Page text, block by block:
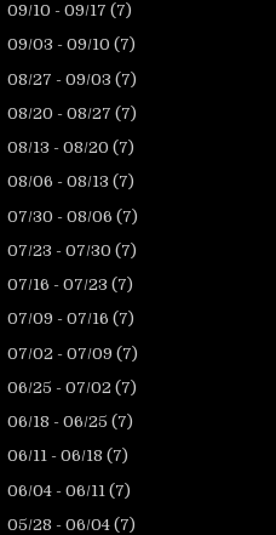
09/10 - 09/17 (7)
09/03 - 09/10 (7)
08/27 - 09/03 (7)
08/20 - 08/27 (7)
08/13 - 08/20 (7)
08/06 - 08/13 (7)
07/30 - 08/06 (7)
07/23 - 07/30 (7)
07/16 - 07/23 (7)
07/09 - 07/16 (7)
07/02 - 07/09 (7)
06/25 - 07/02 (7)
06/18 - 06/25 (7)
06/11 - 06/18 (7)
06/04 - 06/11 (7)
05/28 - 06/04 (7)